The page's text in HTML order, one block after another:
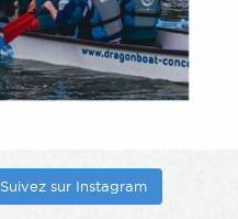
Suivez sur Instagram